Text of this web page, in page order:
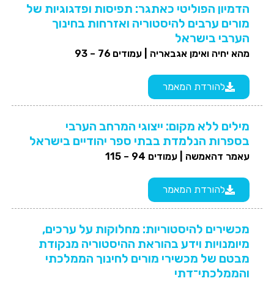
הדמיון הפוליטי כאתגר: תפיסות ופדגוגיות של
מורים ערבים להיסטוריה ואזרחות בחינוך
הערבי בישראל
מהא יחיה ואימן אגבאריה | עמודים 76 – 93
להורדת המאמר
מילים ללא מקום: ייצוגי המרחב הערבי
בספרות הנלמדת בבתי ספר יהודיים בישראל
עאמר דהאמשה | עמודים 94 – 115
להורדת המאמר
מכשירים להיסטוריות: מחלוקות על ערכים,
מיומנויות וידע בהוראת ההיסטוריה מנקודת
מבטם של מכשירי מורים לחינוך הממלכתי
והממלכתי־דתי